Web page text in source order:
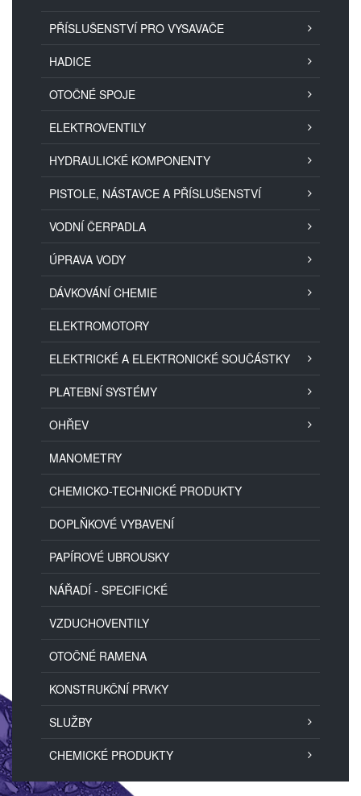
PŘÍSLUŠENSTVÍ PRO VYSAVAČE
HADICE
OTOČNÉ SPOJE
ELEKTROVENTILY
HYDRAULICKÉ KOMPONENTY
PISTOLE, NÁSTAVCE A PŘÍSLUŠENSTVÍ
VODNÍ ČERPADLA
ÚPRAVA VODY
DÁVKOVÁNÍ CHEMIE
ELEKTROMOTORY
ELEKTRICKÉ A ELEKTRONICKÉ SOUČÁSTKY
PLATEBNÍ SYSTÉMY
OHŘEV
MANOMETRY
CHEMICKO-TECHNICKÉ PRODUKTY
DOPLŇKOVÉ VYBAVENÍ
PAPÍROVÉ UBROUSKY
NÁŘADÍ - SPECIFICKÉ
VZDUCHOVENTILY
OTOČNÉ RAMENA
KONSTRUKČNÍ PRVKY
SLUŽBY
CHEMICKÉ PRODUKTY